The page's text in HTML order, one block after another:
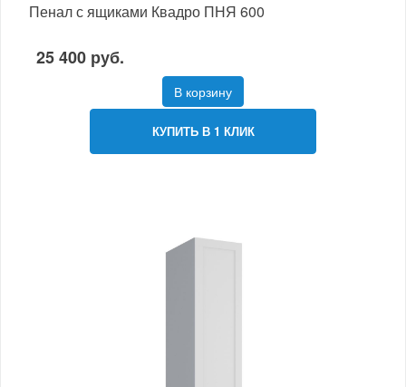
Пенал с ящиками Квадро ПНЯ 600
25 400 руб.
В корзину
КУПИТЬ В 1 КЛИК